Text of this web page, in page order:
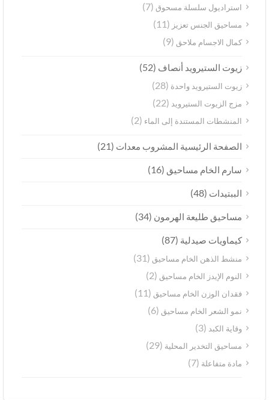
استراديول سلسلة مسحوق(7)
مساحيق الجنس تعزيز (11)
كمال الاجسام ملاحق(9)
زيوت الستيرويد أنصاف(52)
زيوت الستيرويد واحدة(28)
مزج الزيوت الستيرويد(22)
المنشطات المستندة إلى الماء(2)
الصفحة الرئيسية المشروب معدات(21)
سارم الخام مساحيق(16)
الببتيدات(48)
مساحيق طليعة الهرمون(34)
كيماويات صيدلية(87)
منشط الذهن الخام مساحيق(31)
النوم الإيدز الخام مساحيق(2)
فقدان الوزن الخام مساحيق(11)
نمو الشعر الخام مساحيق(6)
وقاية الكبد(3)
مساحيق التخدير المحلية(29)
مادة متفاعلة(7)